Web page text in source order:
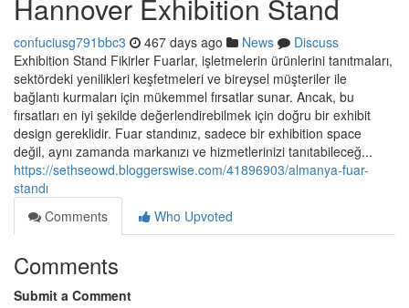
Hannover Exhibition Stand
confuciusg791bbc3 467 days ago News
Discuss
Exhibition Stand Fikirler Fuarlar, işletmelerin ürünlerini tanıtmaları,
sektördeki yenilikleri keşfetmeleri ve bireysel müşteriler ile
bağlantı kurmaları için mükemmel fırsatlar sunar. Ancak, bu
fırsatları en iyi şekilde değerlendirebilmek için doğru bir exhibit
design gereklidir. Fuar standınız, sadece bir exhibition space
değil, aynı zamanda markanızı ve hizmetlerinizi tanıtabileceğ...
https://sethseowd.bloggerswise.com/41896903/almanya-fuar-
standı
Comments
Who Upvoted
Comments
Submit a Comment